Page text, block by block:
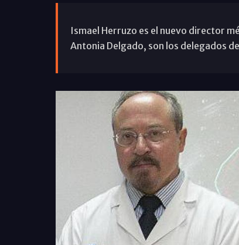
Ismael Herruzo es el nuevo director
Antonia Delgado, son los delegados